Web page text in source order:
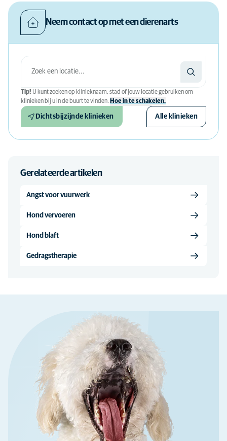
Neem contact op met een dierenarts
Tip! U kunt zoeken op klinieknaam, stad of jouw locatie gebruiken om
klinieken bij u in de buurt te vinden. Hoe in te schakelen.
Dichtsbijzijnde klinieken Alle klinieken
Gerelateerde artikelen
Angst voor vuurwerk
Hond vervoeren
Hond blaft
Gedragstherapie